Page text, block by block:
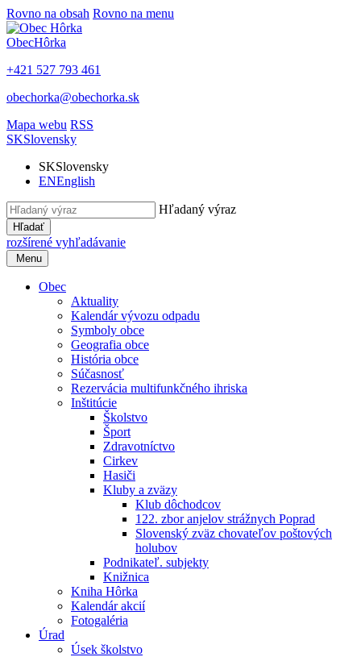
Rovno na obsah Rovno na menu
ObecHôrka
+421 527 793 461
obechorka@obechorka.sk
Mapa webu RSS
SKSlovensky
SKSlovensky
ENEnglish
Hľadaný výraz
Hľadať
rozšírené vyhľadávanie
Menu
Obec
Aktuality
Kalendár vývozu odpadu
Symboly obce
Geografia obce
História obce
Súčasnosť
Rezervácia multifunkčného ihriska
Inštitúcie
Školstvo
Šport
Zdravotníctvo
Cirkev
Hasiči
Kluby a zväzy
Klub dôchodcov
122. zbor anjelov strážnych Poprad
Slovenský zväz chovateľov poštových
holubov
Podnikateľ. subjekty
Knižnica
Kniha Hôrka
Kalendár akcií
Fotogaléria
Úrad
Úsek školstvo